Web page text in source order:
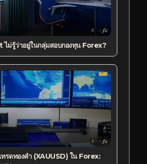
ม่รู้ว่าอยู่ในกลุ่มสอบกองทุน Forex?
ทรดทองคำ (XAUUSD) ใน Forex: